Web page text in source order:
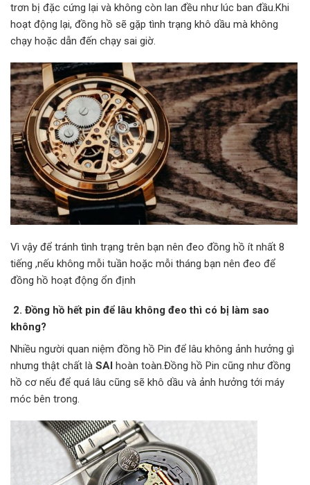
trơn bị đặc cứng lại và không còn lan đều như lúc ban đầu.Khi
hoạt động lại, đồng hồ sẽ gặp tình trạng khô dầu mà không
chạy hoặc dẫn đến chạy sai giờ.
Vì vậy để tránh tình trạng trên bạn nên đeo đồng hồ ít nhất 8
tiếng ,nếu không mỗi tuần hoặc mỗi tháng bạn nên đeo để
đồng hồ hoạt động ổn định
2. Đồng hồ hết pin để lâu không đeo thì có bị làm sao
không?
Nhiều người quan niệm đồng hồ Pin để lâu không ảnh hưởng gì
nhưng thật chất là SAI hoàn toàn.Đồng hồ Pin cũng như đồng
hồ cơ nếu để quá lâu cũng sẽ khô dầu và ảnh hưởng tới máy
móc bên trong.